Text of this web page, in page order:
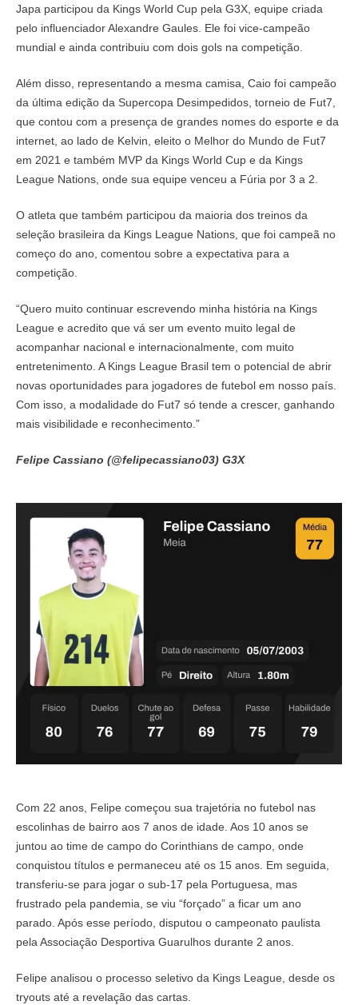
Japa participou da Kings World Cup pela G3X, equipe criada
pelo influenciador Alexandre Gaules. Ele foi vice-campeão
mundial e ainda contribuiu com dois gols na competição.
Além disso, representando a mesma camisa, Caio foi campeão
da última edição da Supercopa Desimpedidos, torneio de Fut7,
que contou com a presença de grandes nomes do esporte e da
internet, ao lado de Kelvin, eleito o Melhor do Mundo de Fut7
em 2021 e também MVP da Kings World Cup e da Kings
League Nations, onde sua equipe venceu a Fúria por 3 a 2.
O atleta que também participou da maioria dos treinos da
seleção brasileira da Kings League Nations, que foi campeã no
começo do ano, comentou sobre a expectativa para a
competição.
“Quero muito continuar escrevendo minha história na Kings
League e acredito que vá ser um evento muito legal de
acompanhar nacional e internacionalmente, com muito
entretenimento. A Kings League Brasil tem o potencial de abrir
novas oportunidades para jogadores de futebol em nosso país.
Com isso, a modalidade do Fut7 só tende a crescer, ganhando
mais visibilidade e reconhecimento.”
Felipe Cassiano (@felipecassiano03) G3X
Com 22 anos, Felipe começou sua trajetória no futebol nas
escolinhas de bairro aos 7 anos de idade. Aos 10 anos se
juntou ao time de campo do Corinthians de campo, onde
conquistou títulos e permaneceu até os 15 anos. Em seguida,
transferiu-se para jogar o sub-17 pela Portuguesa, mas
frustrado pela pandemia, se viu “forçado” a ficar um ano
parado. Após esse período, disputou o campeonato paulista
pela Associação Desportiva Guarulhos durante 2 anos.
Felipe analisou o processo seletivo da Kings League, desde os
tryouts até a revelação das cartas.